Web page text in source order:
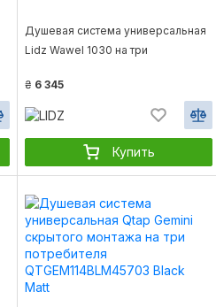
Душевая система универсальная
Lidz Wawel 1030 на три
LDWAW1030BLA45396 Black
₴ 6 345
Купить